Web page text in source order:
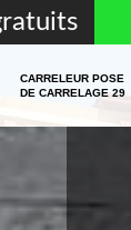
CARRELEUR POSE
DE CARRELAGE 29